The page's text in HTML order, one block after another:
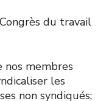
du travail
membres
les
non syndiqués;